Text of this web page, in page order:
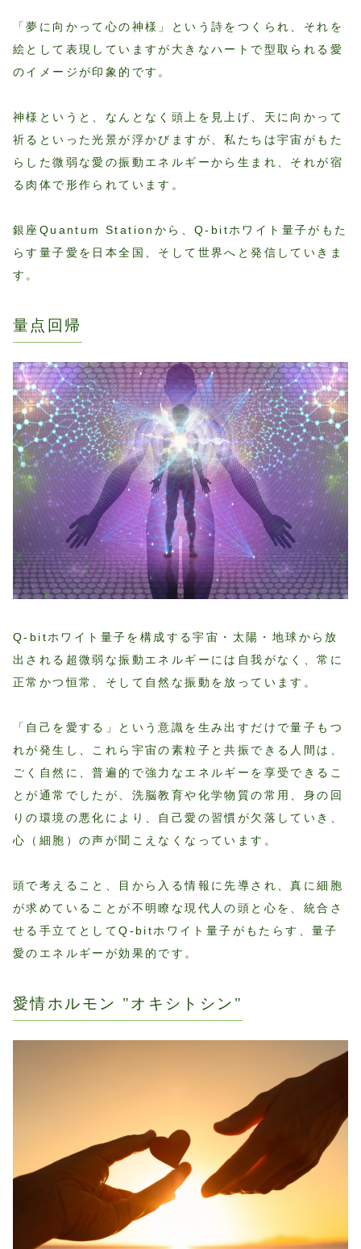
「夢に向かって心の神様」という詩をつくられ、それを
絵として表現していますが大きなハートで型取られる愛
のイメージが印象的です。
神様というと、なんとなく頭上を見上げ、天に向かって
祈るといった光景が浮かびますが、私たちは宇宙がもた
らした微弱な愛の振動エネルギーから生まれ、それが宿
る肉体で形作られています。
銀座Quantum Stationから、Q-bitホワイト量子がもた
らす量子愛を日本全国、そして世界へと発信していきま
す。
量点回帰
Q-bitホワイト量子を構成する宇宙・太陽・地球から放
出される超微弱な振動エネルギーには自我がなく、常に
正常かつ恒常、そして自然な振動を放っています。
「自己を愛する」という意識を生み出すだけで量子もつ
れが発生し、これら宇宙の素粒子と共振できる人間は、
ごく自然に、普遍的で強力なエネルギーを享受できるこ
とが通常でしたが、洗脳教育や化学物質の常用、身の回
りの環境の悪化により、自己愛の習慣が欠落していき、
心（細胞）の声が聞こえなくなっています。
頭で考えること、目から入る情報に先導され、真に細胞
が求めていることが不明瞭な現代人の頭と心を、統合さ
せる手立てとしてQ-bitホワイト量子がもたらす、量子
愛のエネルギーが効果的です。
愛情ホルモン "オキシトシン"